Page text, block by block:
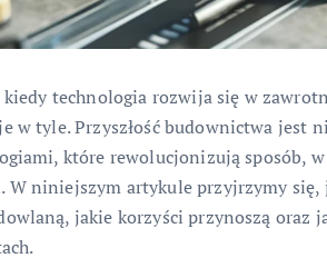
kiedy technologia rozwija się w
w tyle. Przyszłość budownictwa jest
które rewolucjonizują sposób,
W niniejszym artykule przyjrzymy
jakie korzyści przynoszą oraz